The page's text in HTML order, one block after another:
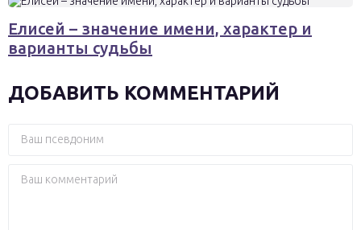
Елисей – значение имени, характер и
варианты судьбы
ДОБАВИТЬ КОММЕНТАРИЙ